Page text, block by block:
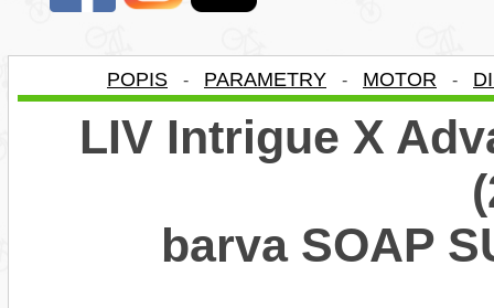
POPIS - PARAMETRY - MOTOR -
LIV Intrigue X
barva SOAP